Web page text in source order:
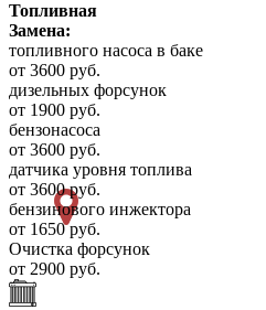
Топливная
Замена:
топливного насоса в баке
от 3600 руб.
дизельных форсунок
от 1900 руб.
бензонасоса
от 3600 руб.
датчика уровня топлива
от 3600 руб.
бензинового инжектора
от 1650 руб.
Очистка форсунок
от 2900 руб.